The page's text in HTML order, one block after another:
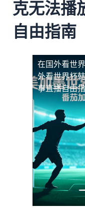
克无法播
自由指南
在国外看世
外看世界杯
事直播自由